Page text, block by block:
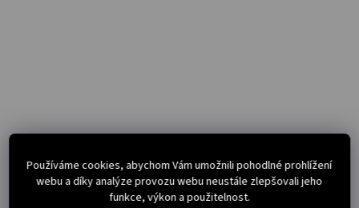
Používáme cookies, abychom Vám umožnili pohodlné prohlížení
webu a díky analýze provozu webu neustále zlepšovali jeho
funkce, výkon a použitelnost.